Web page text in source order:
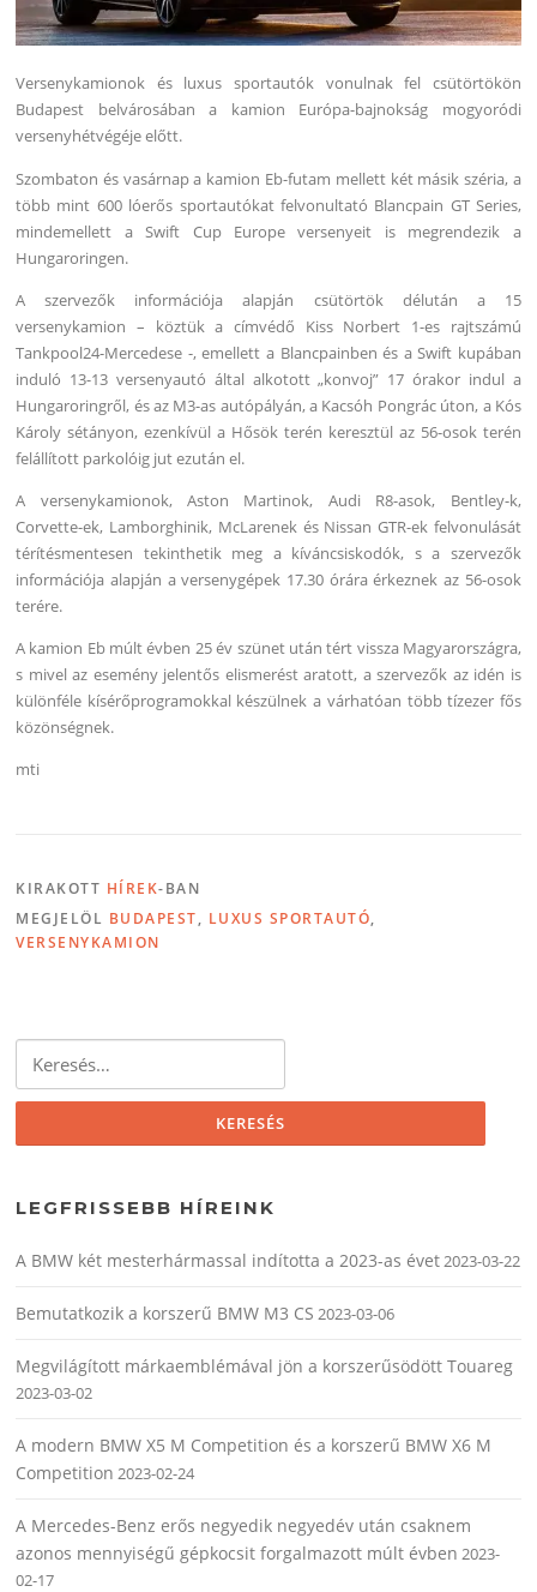
Versenykamionok és luxus sportautók vonulnak fel csütörtökön
Budapest belvárosában a kamion Európa-bajnokság mogyoródi
versenyhétvégéje előtt.
Szombaton és vasárnap a kamion Eb-futam mellett két másik széria, a
több mint 600 lóerős sportautókat felvonultató Blancpain GT Series,
mindemellett a Swift Cup Europe versenyeit is megrendezik a
Hungaroringen.
A szervezők információja alapján csütörtök délután a 15
versenykamion – köztük a címvédő Kiss Norbert 1-es rajtszámú
Tankpool24-Mercedese -, emellett a Blancpainben és a Swift kupában
induló 13-13 versenyautó által alkotott „konvoj” 17 órakor indul a
Hungaroringről, és az M3-as autópályán, a Kacsóh Pongrác úton, a Kós
Károly sétányon, ezenkívül a Hősök terén keresztül az 56-osok terén
felállított parkolóig jut ezután el.
A versenykamionok, Aston Martinok, Audi R8-asok, Bentley-k,
Corvette-ek, Lamborghinik, McLarenek és Nissan GTR-ek felvonulását
térítésmentesen tekinthetik meg a kíváncsiskodók, s a szervezők
információja alapján a versenygépek 17.30 órára érkeznek az 56-osok
terére.
A kamion Eb múlt évben 25 év szünet után tért vissza Magyarországra,
s mivel az esemény jelentős elismerést aratott, a szervezők az idén is
különféle kísérőprogramokkal készülnek a várhatóan több tízezer fős
közönségnek.
mti
KIRAKOTT HÍREK-BAN
MEGJELÖL BUDAPEST, LUXUS SPORTAUTÓ,
VERSENYKAMION
LEGFRISSEBB HÍREINK
A BMW két mesterhármassal indította a 2023-as évet2023-03-22
Bemutatkozik a korszerű BMW M3 CS 2023-03-06
Megvilágított márkaemblémával jön a korszerűsödött Touareg
2023-03-02
A modern BMW X5 M Competition és a korszerű BMW X6 M
Competition 2023-02-24
A Mercedes-Benz erős negyedik negyedév után csaknem
azonos mennyiségű gépkocsit forgalmazott múlt évben 2023-
02-17